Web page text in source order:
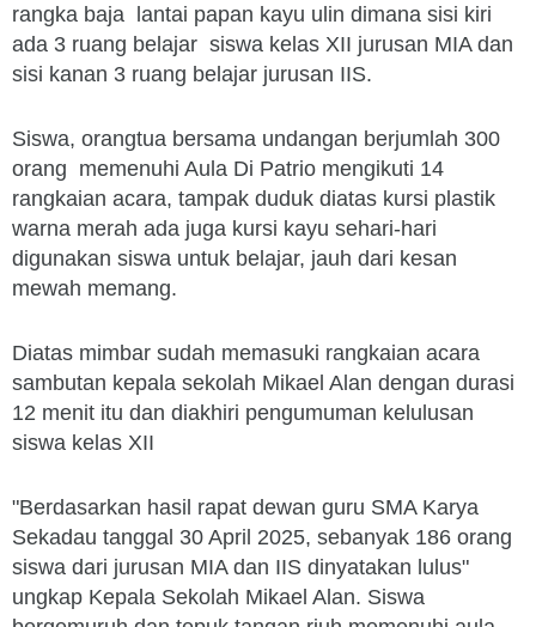
rangka baja lantai papan kayu ulin dimana sisi kiri
ada 3 ruang belajar siswa kelas XII jurusan MIA dan
sisi kanan 3 ruang belajar jurusan IIS.
Siswa, orangtua bersama undangan berjumlah 300
orang memenuhi Aula Di Patrio mengikuti 14
rangkaian acara, tampak duduk diatas kursi plastik
warna merah ada juga kursi kayu sehari-hari
digunakan siswa untuk belajar, jauh dari kesan
mewah memang.
Diatas mimbar sudah memasuki rangkaian acara
sambutan kepala sekolah Mikael Alan dengan durasi
12 menit itu dan diakhiri pengumuman kelulusan
siswa kelas XII
"Berdasarkan hasil rapat dewan guru SMA Karya
Sekadau tanggal 30 April 2025, sebanyak 186 orang
siswa dari jurusan MIA dan IIS dinyatakan lulus"
ungkap Kepala Sekolah Mikael Alan. Siswa